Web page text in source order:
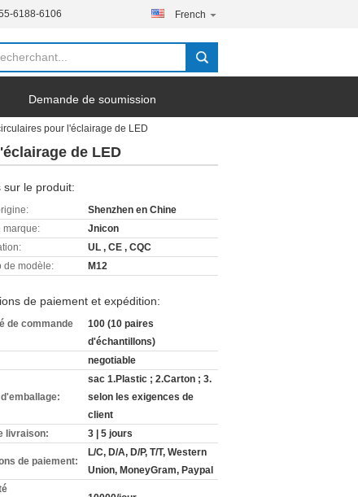
6188-6106 French
Demande de soumission
pour l'éclairage de LED
de LED
sur le produit:
Shenzhen en Chine
marque:
Jnicon
UL , CE , CQC
de modèle:
M12
de paiement et expédition:
de commande
100 (10 paires
d'échantillons)
negotiable
sac 1.Plastic ; 2.Carton ; 3.
selon les exigences de
client
livraison:
3 | 5 jours
de paiement:
L/C, D/A, D/P, T/T, Western
Union, MoneyGram, Paypal